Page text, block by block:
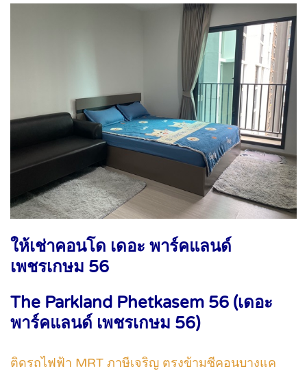
ให้เช่าคอนโด เดอะ พาร์คแลนด์
เพชรเกษม 56
The Parkland Phetkasem 56 (เดอะ
พาร์คแลนด์ เพชรเกษม 56)
ติดรถไฟฟ้า MRT ภาษีเจริญ ตรงข้ามซีคอนบางแค